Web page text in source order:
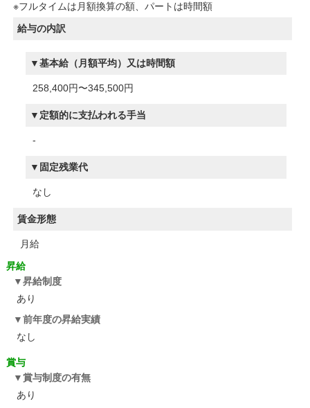
※フルタイムは月額換算の額、パートは時間額
給与の内訳
基本給（月額平均）又は時間額
258,400円〜345,500円
定額的に支払われる手当
-
固定残業代
なし
賃金形態
月給
昇給
昇給制度
あり
前年度の昇給実績
なし
賞与
賞与制度の有無
あり